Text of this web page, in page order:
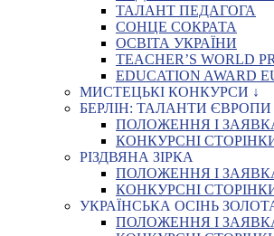
ТАЛАНТ ПЕДАГОГА
СОНЦЕ СОКРАТА
ОСВІТА УКРАЇНИ
TEACHER’S WORLD
EDUCATION AWARD
МИСТЕЦЬКІ КОНКУРСИ ↓
БЕРЛІН: ТАЛАНТИ ЄВРОПИ
ПОЛОЖЕННЯ І
КОНКУРСНІ
РІЗДВЯНА ЗІРКА
ПОЛОЖЕННЯ І
КОНКУРСНІ
УКРАЇНСЬКА ОСІНЬ
ПОЛОЖЕННЯ І